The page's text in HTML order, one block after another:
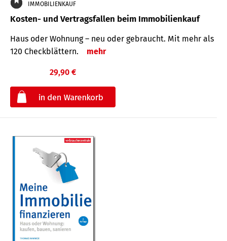
IMMOBILIENKAUF
Kosten- und Vertragsfallen beim Immobilienkauf
Haus oder Wohnung – neu oder gebraucht. Mit mehr als
120 Check­blättern.
mehr
29,90 €